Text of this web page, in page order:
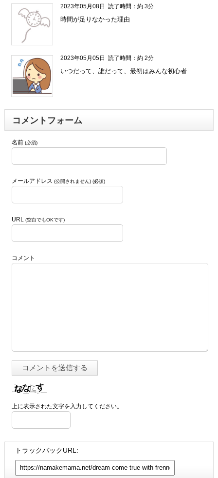
2023年05月08日 読了時間：約 3分
時間が足りなかった理由
2023年05月05日 読了時間：約 2分
いつだって、誰だって、最初はみんな初心者
コメントフォーム
名前 (必須)
メールアドレス (公開されません) (必須)
URL (空白でもOKです)
コメント
上に表示された文字を入力してください。
トラックバックURL: